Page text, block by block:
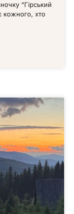
“Гірський
кожного, хто